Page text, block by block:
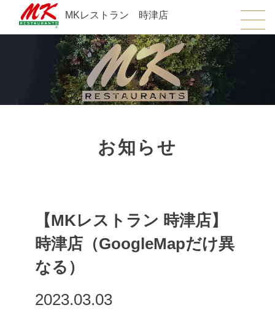
MKレストラン 時津店
お知らせ
【MKレストラン 時津店】
時津店（GoogleMapだけ異
なる）
2023.03.03